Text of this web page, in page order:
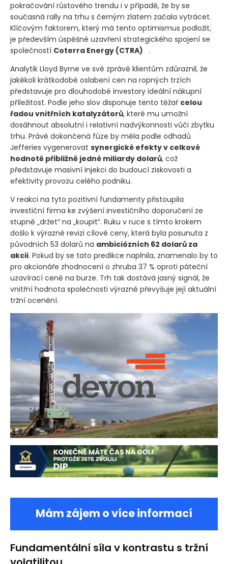
pokračování růstového trendu i v případě, že by se
současná rally na trhu s černým zlatem začala vytrácet.
Klíčovým faktorem, který má tento optimismus podložit,
je především úspěšné uzavření strategického spojení se
společností Coterra Energy (CTRA)
.
Analytik Lloyd Byrne ve své zprávě klientům zdůraznil, že
jakékoli krátkodobé oslabení cen na ropných trzích
představuje pro dlouhodobé investory ideální nákupní
příležitost. Podle jeho slov disponuje tento těžař celou
řadou vnitřních katalyzátorů, které mu umožní
dosáhnout absolutní i relativní nadvýkonnosti vůči zbytku
trhu. Právě dokončená fúze by měla podle odhadů
Jefferies vygenerovat synergické efekty v celkové
hodnotě přibližně jedné miliardy dolarů, což
představuje masivní injekci do budoucí ziskovosti a
efektivity provozu celého podniku.
V reakci na tyto pozitivní fundamenty přistoupila
investiční firma ke zvýšení investičního doporučení ze
stupně „držet“ na „koupit“. Ruku v ruce s tímto krokem
došlo k výrazné revizi cílové ceny, která byla posunuta z
původních 53 dolarů na ambiciózních 62 dolarů za
akcii. Pokud by se tato predikce naplnila, znamenalo by to
pro akcionáře zhodnocení o zhruba 37 % oproti páteční
uzavírací ceně na burze. Trh tak dostává jasný signál, že
vnitřní hodnota společnosti výrazně převyšuje její aktuální
tržní ocenění.
Mám zájem o více informací
Fundamentální síla v kontrastu s tržní